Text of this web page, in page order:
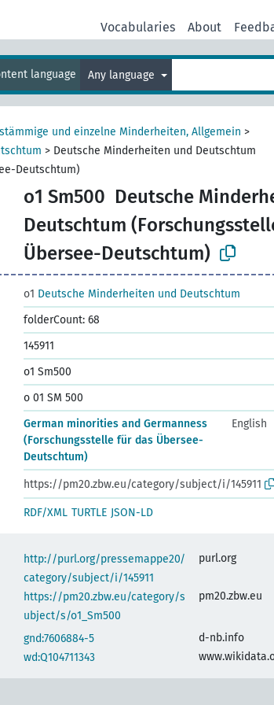
Vocabularies About
language Any language
und einzelne Minderheiten, Allgemein >
> Deutsche Minderheiten und Deutschtum
Deutschtum)
o1 Sm500 Deutsche
Deutschtum
Übersee-Deutschtum)
o1 Deutsche Minderheiten und Deutschtum
folderCount: 68
145911
o1 Sm500
o 01 SM 500
German minorities and Germanness
(Forschungsstelle für das Übersee-
Deutschtum)
English
https://pm20.zbw.eu/category/subject/i/145911
RDF/XML TURTLE JSON-LD
http://purl.org/pressemappe20/
category/subject/i/145911
purl.org
https://pm20.zbw.eu/category/s
ubject/s/o1_Sm500
pm20.zbw.eu
gnd:7606884-5
d-nb.info
wd:Q104711343